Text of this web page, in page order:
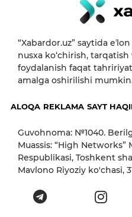
“Xabardor.uz” saytida
nusxa ko‘chirish,
foydalanish faqat
amalga oshirilishi
ALOQA REKLAMA SAYT
Guvohnoma: №1040.
Muassis: “High Networks”
Respublikasi, Toshkent
Mavlono Riyoziy ko'chasi,